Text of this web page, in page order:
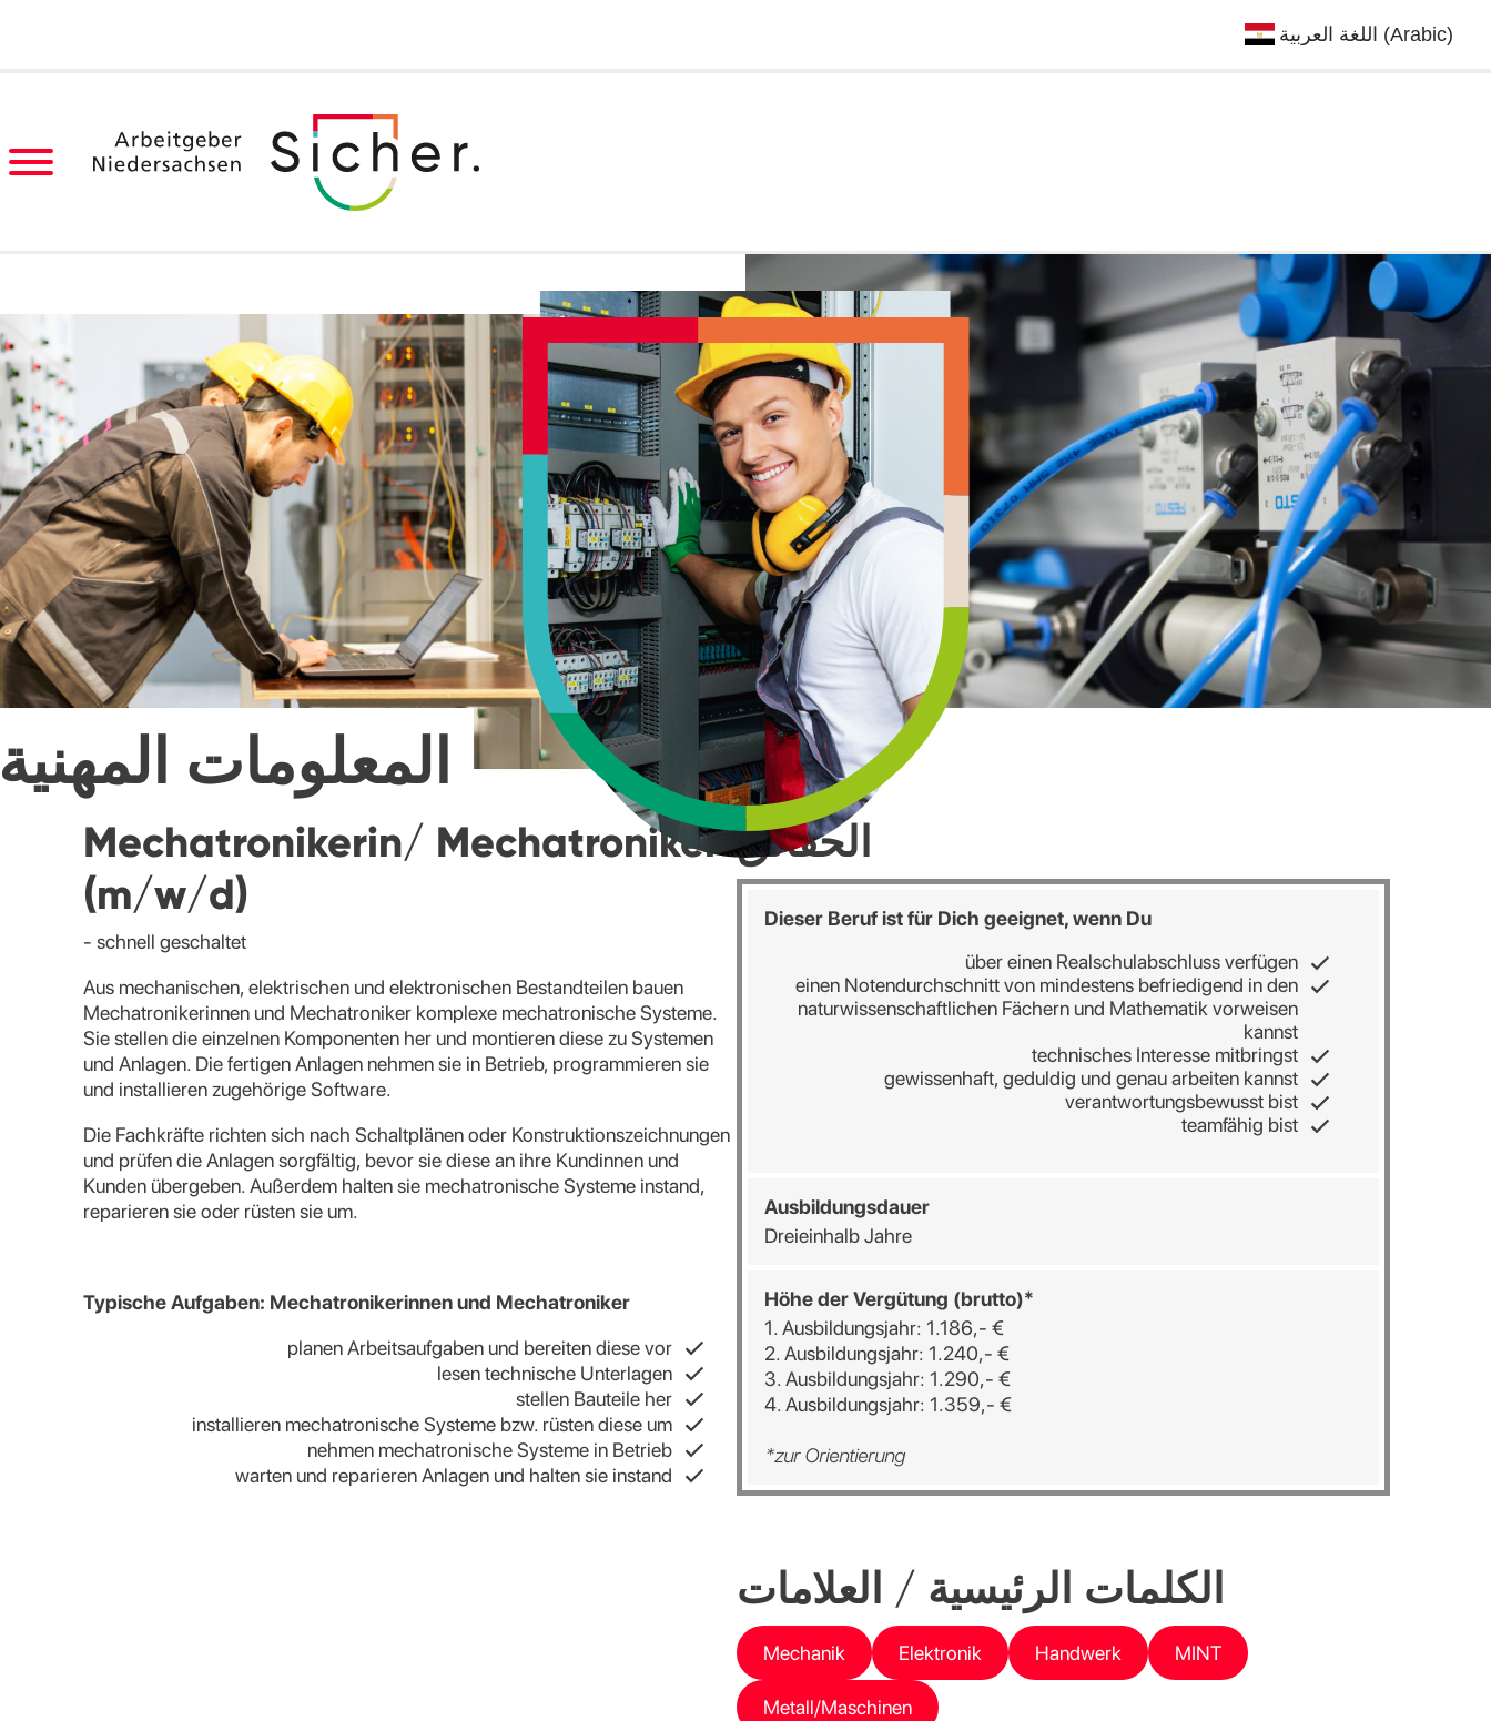
المعلومات
Mechatronikerin/ Mechatroniker
(m/w/d)
- schnell geschaltet
Aus mechanischen, elektrischen und elektronischen Bestandteilen bauen
Mechatronikerinnen und Mechatroniker komplexe mechatronische Systeme.
Sie stellen die einzelnen Komponenten her und montieren diese zu Systemen
und Anlagen. Die fertigen Anlagen nehmen sie in Betrieb, programmieren sie
und installieren zugehörige Software.
Die Fachkräfte richten sich nach Schaltplänen oder Konstruktionszeichnungen
und prüfen die Anlagen sorgfältig, bevor sie diese an ihre Kundinnen und
Kunden übergeben. Außerdem halten sie mechatronische Systeme instand,
reparieren sie oder rüsten sie um.
Typische Aufgaben: Mechatronikerinnen und Mechatroniker
planen Arbeitsaufgaben und bereiten diese vor
lesen technische Unterlagen
stellen Bauteile her
installieren mechatronische Systeme bzw. rüsten diese um
nehmen mechatronische Systeme in Betrieb
warten und reparieren Anlagen und halten sie instand
الحقائق
Dieser Beruf ist für Dich geeignet, wenn Du
über einen Realschulabschluss verfügen
einen Notendurchschnitt von mindestens befriedigend in den
naturwissenschaftlichen Fächern und Mathematik vorweisen
kannst
technisches Interesse mitbringst
gewissenhaft, geduldig und genau arbeiten kannst
verantwortungsbewusst bist
teamfähig bist
Ausbildungsdauer
Dreieinhalb Jahre
Höhe der Vergütung (brutto)*
1. Ausbildungsjahr: 1.186,- €
2. Ausbildungsjahr: 1.240,- €
3. Ausbildungsjahr: 1.290,- €
4. Ausbildungsjahr: 1.359,- €
*zur Orientierung
الكلمات الرئيسية / العلامات
Mechanik Elektronik Handwerk MINT
Metall/Maschinen